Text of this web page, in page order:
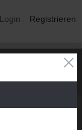
Login Registrieren
um diese